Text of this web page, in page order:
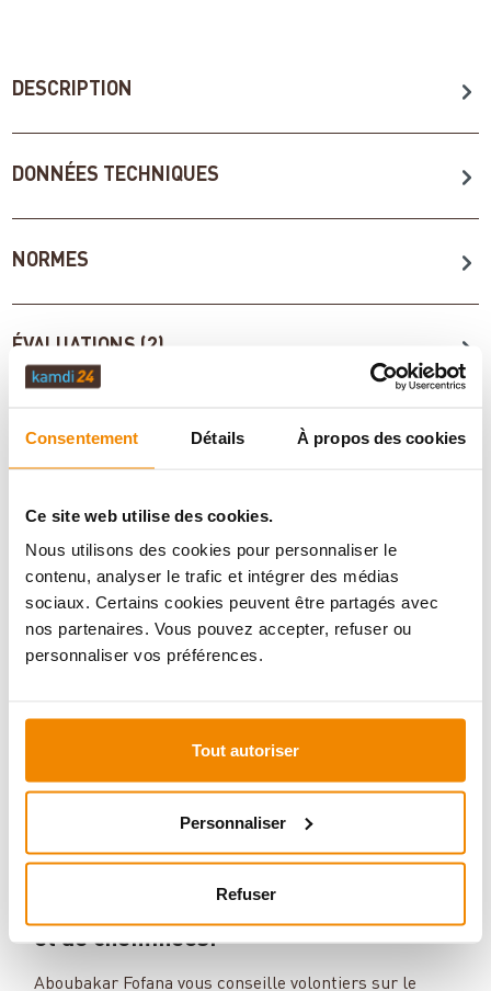
Consentement Détails À propos des cookies
Ce site web utilise des cookies.
Nous utilisons des cookies pour personnaliser le
contenu, analyser le trafic et intégrer des médias
sociaux. Certains cookies peuvent être partagés avec
nos partenaires. Vous pouvez accepter, refuser ou
personnaliser vos préférences.
Tout autoriser
Personnaliser
Refuser
DESCRIPTION
DONNÉES TECHNIQUES
NORMES
ÉVALUATIONS (2)
ACCESSOIRES
INFORMATIONS IMPORTANTES
Imprimer la fiche article Question sur l’article
et de cheminées:
Aboubakar Fofana vous conseille volontiers sur le